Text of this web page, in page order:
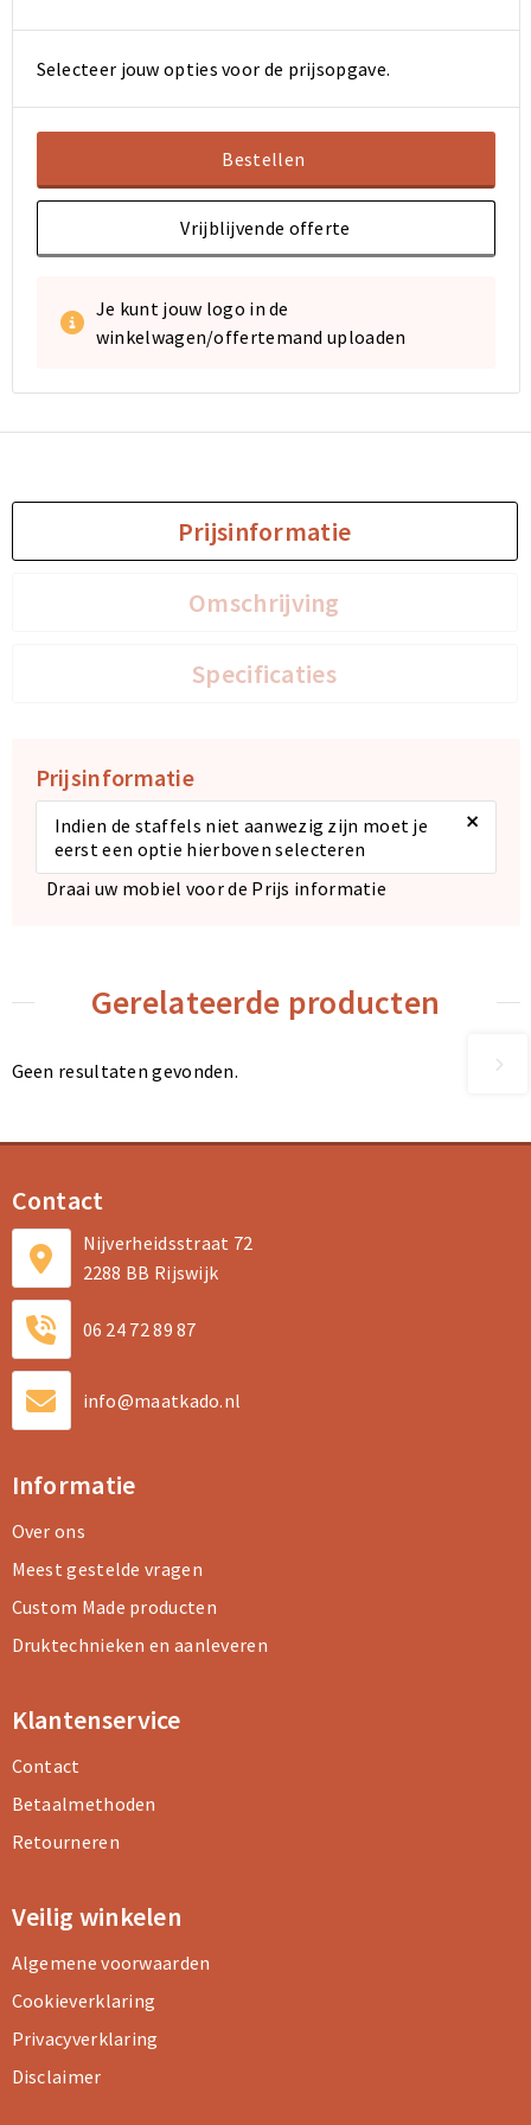
Selecteer jouw opties voor de prijsopgave.
Bestellen
Vrijblijvende offerte
Je kunt jouw logo in de
winkelwagen/offertemand uploaden
Prijsinformatie
Omschrijving
Specificaties
Prijsinformatie
Indien de staffels niet aanwezig zijn moet je
eerst een optie hierboven selecteren
×
Draai uw mobiel voor de Prijs informatie
Gerelateerde producten
Geen resultaten gevonden.
Contact
Nijverheidsstraat 72
2288 BB Rijswijk
06 24 72 89 87
info@maatkado.nl
Informatie
Over ons
Meest gestelde vragen
Custom Made producten
Druktechnieken en aanleveren
Klantenservice
Contact
Betaalmethoden
Retourneren
Veilig winkelen
Algemene voorwaarden
Cookieverklaring
Privacyverklaring
Disclaimer